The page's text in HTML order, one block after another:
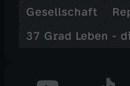
Gesellschaft
37 Grad Leben -